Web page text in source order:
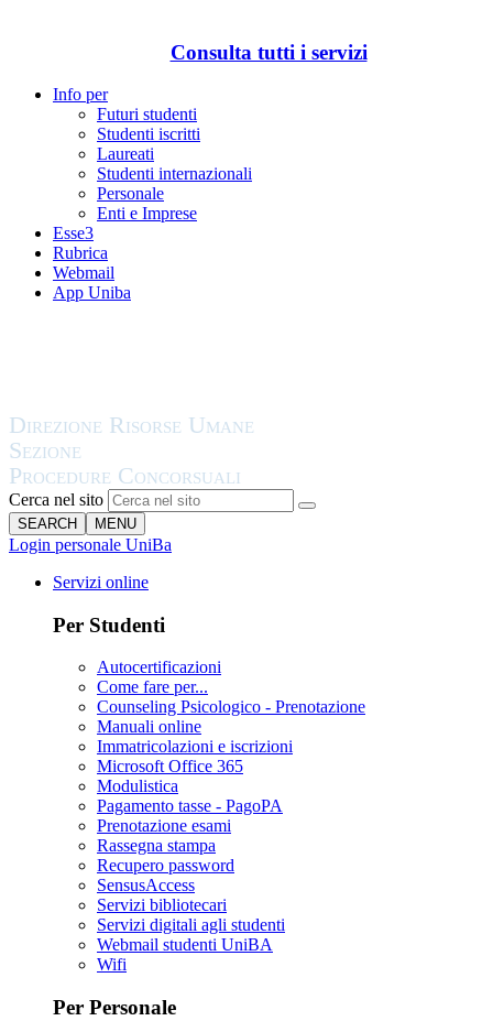
Consulta tutti i servizi
Info per
Futuri studenti
Studenti iscritti
Laureati
Studenti internazionali
Personale
Enti e Imprese
Esse3
Rubrica
Webmail
App Uniba
Cerca nel sito
SEARCH MENU
Login personale UniBa
Servizi online
Per Studenti
Autocertificazioni
Come fare per...
Counseling Psicologico - Prenotazione
Manuali online
Immatricolazioni e iscrizioni
Microsoft Office 365
Modulistica
Pagamento tasse - PagoPA
Prenotazione esami
Rassegna stampa
Recupero password
SensusAccess
Servizi bibliotecari
Servizi digitali agli studenti
Webmail studenti UniBA
Wifi
Per Personale